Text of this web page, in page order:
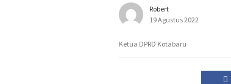
Robert
19 Agustus 2022
Ketua DPRD Kotabaru